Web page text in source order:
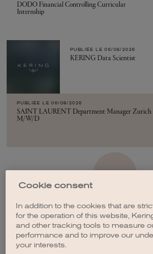
DODO Financial Controlling Curricular
Internship
PUBLIÉE LE 06/08/2026
KERING Data Scientist
PUBLIÉE LE 06/08/2026
SAINT LAURENT Department Manager Zurich
M/W/D
CRÉER UNE ALERTE
Cookie consent
In addition to the cookies that are
for the operation of this website,
and other tracking tools to measure
performance and to improve our
your interests.